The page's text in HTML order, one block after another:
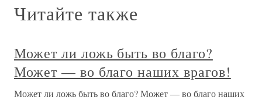
Читайте также
Может ли ложь быть во благо?
Может — во благо наших врагов!
Может ли ложь быть во благо? Может — во благо наших